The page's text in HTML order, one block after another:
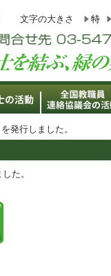
文字の大きさ 特
発行しました。
た。